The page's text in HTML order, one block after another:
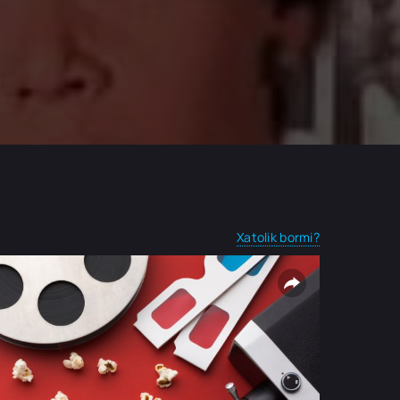
Xatolik bormi?